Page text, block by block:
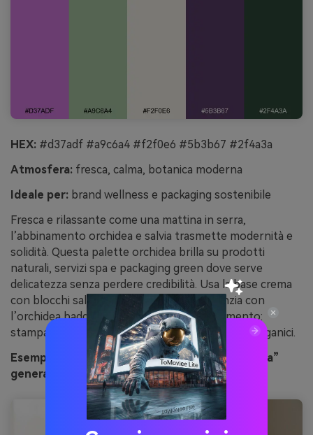
HEX: #d37adf #a9c6a4 #f2f0e6 #5b3b67 #2f4a3a
Atmosfera: fresca, calma, botanica moderna
Ideale per: brand wellness e packaging sostenibile
Fresca e rilassante come una mattina in serra,
l’abbinamento orchidea e salvia trasmette modernità e
solidità. Questa palette orchidea brilla su prodotti
naturali, servizi spa e packaging green dove serve
delicatezza senza perdere credibilità. Usa la base crema
con blocchi salvia per struttura, poi evidenzia con
l’orchidea badge e claim principali. Suggerimento:
stampa su carta naturale per mantenere i verdi organici.
Esempio d’immagine “equilibrio orchidea e salvia”
generato con media.io